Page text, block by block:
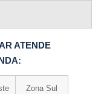
ATENDE
Zona Sul